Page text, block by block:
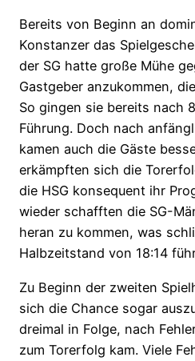
Bereits von Beginn an
Konstanzer das
der SG hatte große Mühe
Gastgeber anzukommen,
So gingen sie bereits nach
Führung. Doch nach
kamen auch die Gäste
erkämpften sich die
die HSG konsequent ihr
wieder schafften die SG-
heran zu kommen, was
Halbzeitstand von 18:14
Zu Beginn der zweiten
sich die Chance sogar
dreimal in Folge, nach
zum Torerfolg kam. Viele